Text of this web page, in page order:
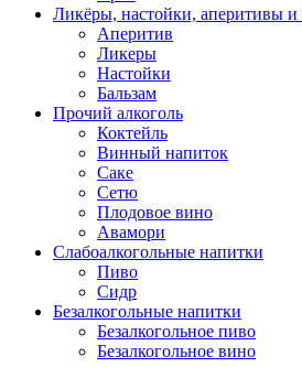
Ликёры, настойки, аперитивы и
Аперитив
Ликеры
Настойки
Бальзам
Прочий алкоголь
Коктейль
Винный напиток
Саке
Сетю
Плодовое вино
Авамори
Слабоалкогольные напитки
Пиво
Сидр
Безалкогольные напитки
Безалкогольное пиво
Безалкогольное вино